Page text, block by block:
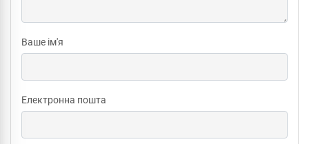
Ваше ім'я
Електронна пошта